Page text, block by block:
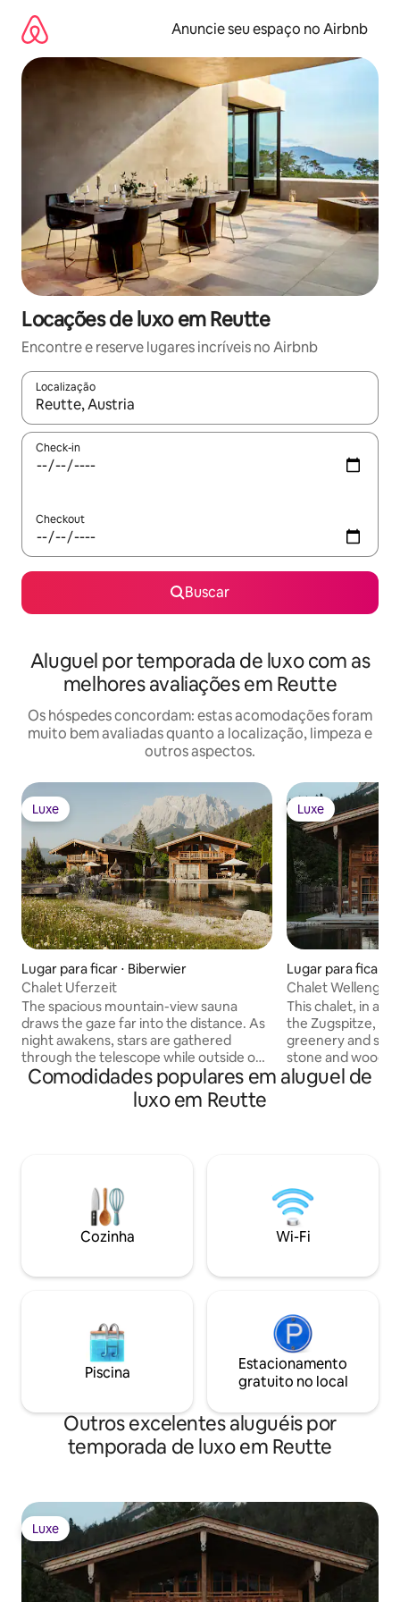
para
conteúdo
Anuncie seu espaço no Airbnb
Locações de luxo em Reutte
Encontre e reserve lugares incríveis no Airbnb
Localização
Quando os resultados estiverem disponíveis, explore-os
Check-in
Checkout
Buscar
Aluguel por temporada de luxo com as
melhores avaliações em Reutte
Os hóspedes concordam: estas acomodações foram
muito bem avaliadas quanto a localização, limpeza e
outros aspectos.
Luxe
Luxe
Lugar para ficar ⋅ Biberwier
Chalet Uferzeit
The spacious mountain-view sauna
draws the gaze far into the distance. As
night awakens, stars are gathered
through the telescope while outside on
the terrace, the whirlpool bubbles
joyfully beneath the mountain
panorama. Inside the chalet, the
warmth, the clear emerald water is only
a single step away – carrying every
thought a little further.
Luxe
Luxe
Lugar para ficar ⋅
Chalet
This chalet, in an
the Zugspitze, is
greenery and
stone and wood
alpine aesthetic.
rustic charm, is
rights reserved.
Comodidades populares em aluguel de
luxo em Reutte
Cozinha Wi-Fi
Piscina
Estacionamento
gratuito no local
Outros excelentes aluguéis por
temporada de luxo em Reutte
Luxe
Luxe